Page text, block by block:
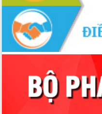
UBND tỉnh Đắk Lắk triển khai công tác
quốc phòng, quân sự địa phương năm
2026
Đắk Lắk tập trung toàn lực khắc phục
tồn tại IUU, sẵn sàng làm việc với
Đoàn thanh tra EC
Chủ tịch UBND tỉnh Tạ Anh Tuấn thăm,
chúc mừng các bệnh viện nhân Ngày
Thầy thuốc Việt Nam
Rộn ràng lễ hội truyền thống Sông